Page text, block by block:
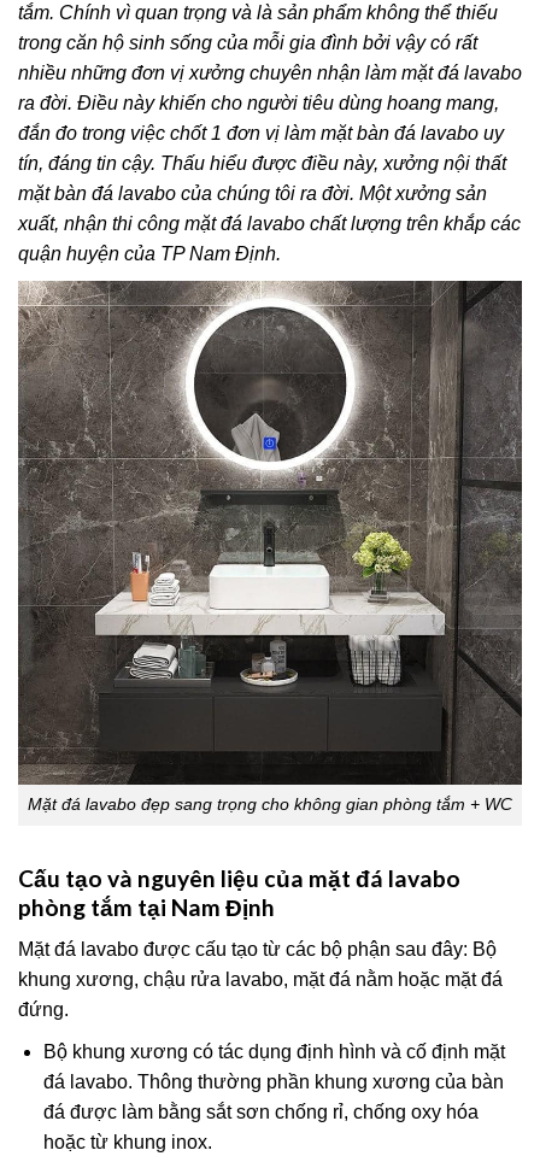
tắm. Chính vì quan trọng và là sản phẩm không thể thiếu
trong căn hộ sinh sống của mỗi gia đình bởi vậy có rất
nhiều những đơn vị xưởng chuyên nhận làm mặt đá lavabo
ra đời. Điều này khiến cho người tiêu dùng hoang mang,
đắn đo trong việc chốt 1 đơn vị làm mặt bàn đá lavabo uy
tín, đáng tin cậy. Thấu hiểu được điều này, xưởng nội thất
mặt bàn đá lavabo của chúng tôi ra đời. Một xưởng sản
xuất, nhận thi công mặt đá lavabo chất lượng trên khắp các
quận huyện của TP Nam Định.
Mặt đá lavabo đẹp sang trọng cho không gian phòng tắm + WC
Cấu tạo và nguyên liệu của mặt đá lavabo
phòng tắm tại Nam Định
Mặt đá lavabo được cấu tạo từ các bộ phận sau đây: Bộ
khung xương, chậu rửa lavabo, mặt đá nằm hoặc mặt đá
đứng.
Bộ khung xương có tác dụng định hình và cố định mặt
đá lavabo. Thông thường phần khung xương của bàn
đá được làm bằng sắt sơn chống rỉ, chống oxy hóa
hoặc từ khung inox.